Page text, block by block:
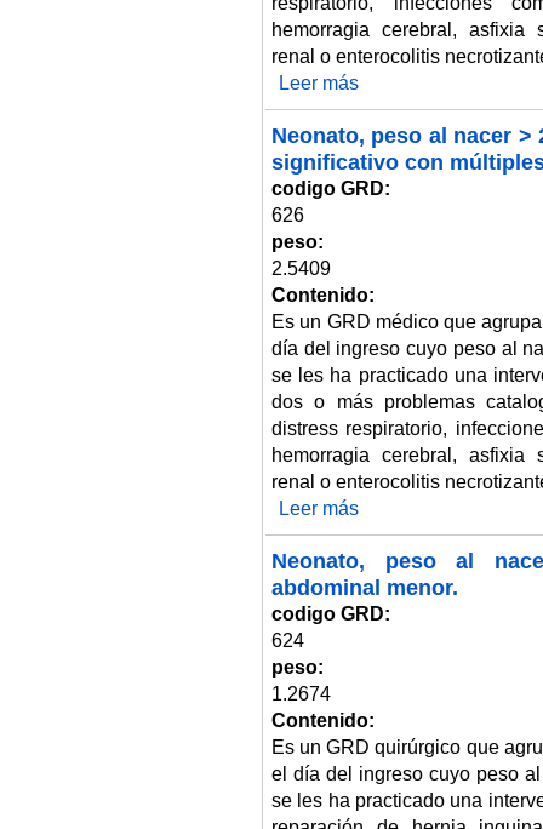
hemorragia cerebral, asfixia
renal o enterocolitis
Leer más
Neonato, peso al nacer
significativo con
codigo GRD:
626
peso:
2.5409
Contenido:
Es un GRD médico que
día del ingreso cuyo peso al
se les ha practicado una
dos o más problemas
distress respiratorio,
hemorragia cerebral, asfixia
renal o enterocolitis
Leer más
Neonato, peso al
abdominal menor.
codigo GRD:
624
peso:
1.2674
Contenido:
Es un GRD quirúrgico que
el día del ingreso cuyo peso
se les ha practicado una